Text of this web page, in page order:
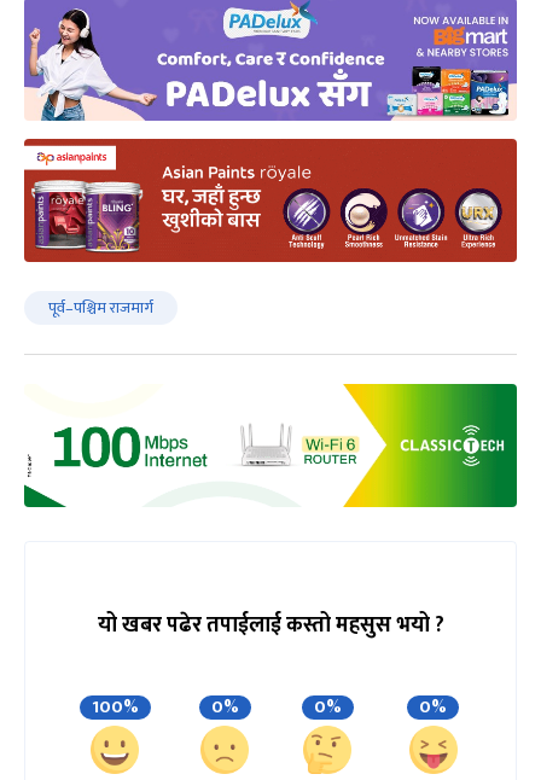
पूर्व–पश्चिम राजमार्ग
यो खबर पढेर तपाईलाई कस्तो महसुस भयो ?
100% 0% 0% 0%